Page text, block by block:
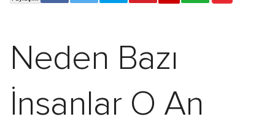
Neden Bazı
İnsanlar O An